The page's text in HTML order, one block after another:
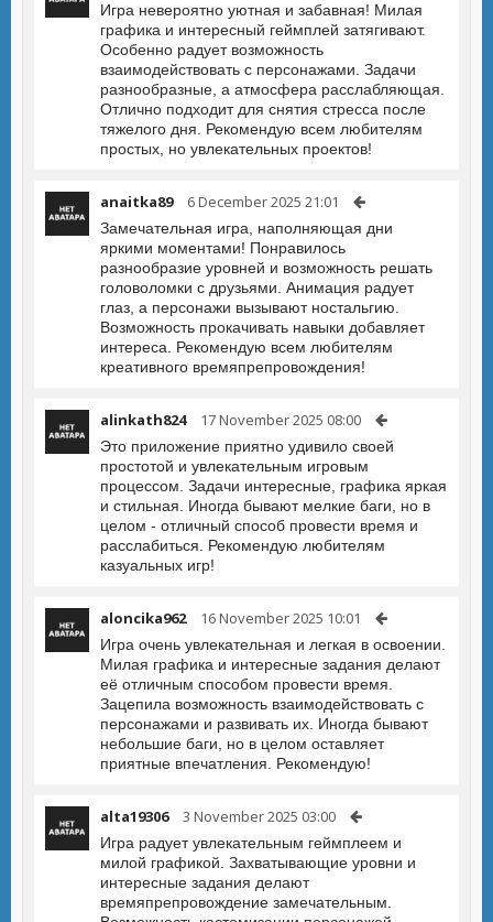
Игра невероятно уютная и забавная! Милая
графика и интересный геймплей затягивают.
Особенно радует возможность
взаимодействовать с персонажами. Задачи
разнообразные, а атмосфера расслабляющая.
Отлично подходит для снятия стресса после
тяжелого дня. Рекомендую всем любителям
простых, но увлекательных проектов!
anaitka89 6 December 2025 21:01
Замечательная игра, наполняющая дни
яркими моментами! Понравилось
разнообразие уровней и возможность решать
головоломки с друзьями. Анимация радует
глаз, а персонажи вызывают ностальгию.
Возможность прокачивать навыки добавляет
интереса. Рекомендую всем любителям
креативного времяпрепровождения!
alinkath824 17 November 2025 08:00
Это приложение приятно удивило своей
простотой и увлекательным игровым
процессом. Задачи интересные, графика яркая
и стильная. Иногда бывают мелкие баги, но в
целом - отличный способ провести время и
расслабиться. Рекомендую любителям
казуальных игр!
aloncika962 16 November 2025 10:01
Игра очень увлекательная и легкая в освоении.
Милая графика и интересные задания делают
её отличным способом провести время.
Зацепила возможность взаимодействовать с
персонажами и развивать их. Иногда бывают
небольшие баги, но в целом оставляет
приятные впечатления. Рекомендую!
alta19306 3 November 2025 03:00
Игра радует увлекательным геймплеем и
милой графикой. Захватывающие уровни и
интересные задания делают
времяпрепровождение замечательным.